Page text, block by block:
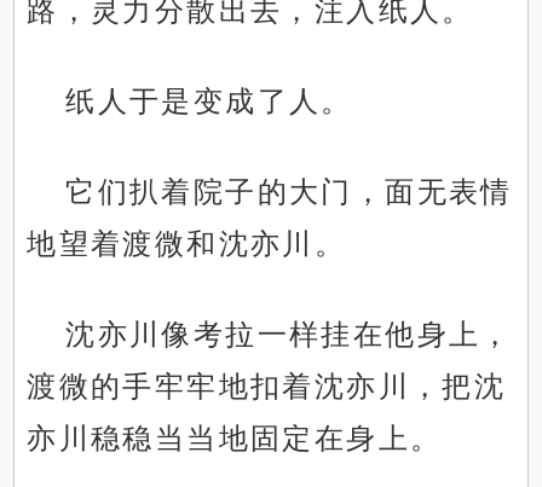
路，灵力分散出去，注入纸人。
纸人于是变成了人。
它们扒着院子的大门，面无表情
地望着渡微和沈亦川。
沈亦川像考拉一样挂在他身上，
渡微的手牢牢地扣着沈亦川，把沈
亦川稳稳当当地固定在身上。